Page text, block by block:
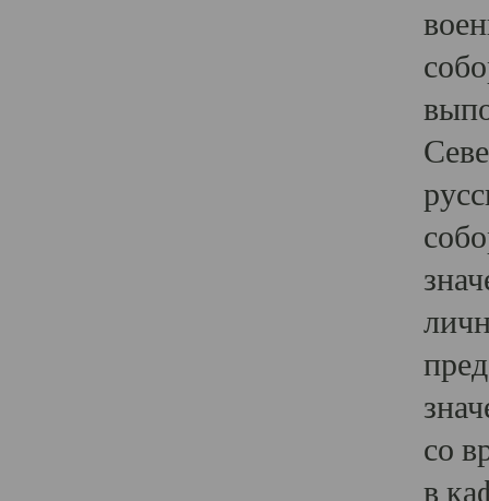
со
в